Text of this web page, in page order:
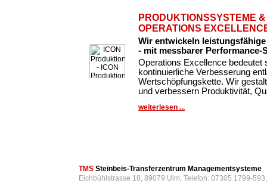
PRODUKTIONSSYSTEME &
OPERATIONS
Wir entwickeln
- mit messbarer Performance-
Operations Excellence bedeutet
kontinuierliche Verbesserung
Wertschöpfungskette. Wir
und verbessern Produktivität,
weiterlesen ...
TMS Steinbeis-Transferzentrum Managementsysteme
Eichbühlstrasse 18, 89079 Ulm, Telefon: 07305 1799-